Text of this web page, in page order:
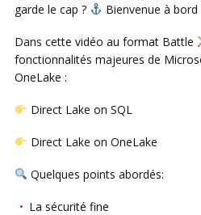
garde le cap ?
Bienvenue à
Dans cette vidéo au format Battle
fonctionnalités majeures de
OneLake :
Direct Lake on SQL
Direct Lake on OneLake
Quelques points abordés:
La sécurité fine